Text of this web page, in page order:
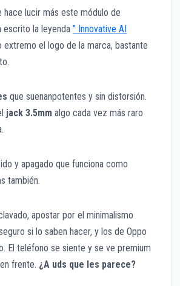
hace lucir más este módulo de
escrito la leyenda ” Innovative AI
extremo el logo de la marca, bastante
que suenanpotentes y sin distorsión.
jack 3.5mm algo cada vez más raro
y apagado que funciona como
s también.
apostar por el minimalismo
si lo saben hacer, y los de Oppo
El teléfono se siente y se ve premium
frente. ¿A uds que les parece?